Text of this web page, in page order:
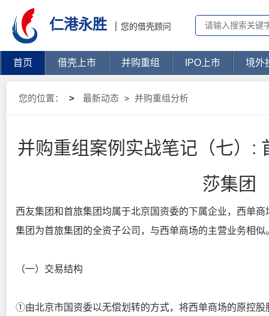
仁港永胜 您的借壳顾问
首页 借壳上市 并购重组 IPO上市 境外
您的位置： > 最新动态 > 并购重组分析
并购重组案例实战笔记（七）:
莎集团
西友集团和首旅集团均属于北京国资委的下属企业，西单
集团为首旅集团的全资子公司，与西单商场的主营业务相
（一）交易结构
①由北京市国资委以无偿划转的方式，将西单商场的原控